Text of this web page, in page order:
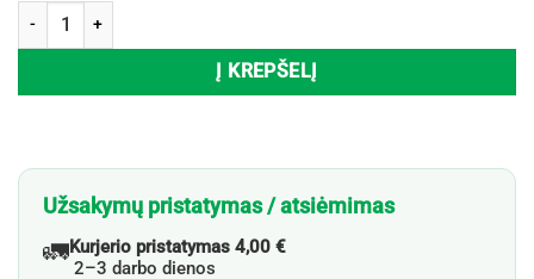
produkto kiekis: Batų kempinė juoda ERDAL, 1 vnt.
Į KREPŠELĮ
Užsakymų pristatymas / atsiėmimas
🚛Kurjerio pristatymas 4,00 €
2–3 darbo dienos